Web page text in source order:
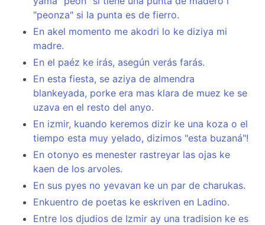
"peonza" si la punta es de fierro.
En akel momento me akodri lo ke diziya mi
madre.
En el paéz ke irás, asegún verás farás.
En esta fiesta, se aziya de almendra
blankeyada, porke era mas klara de muez ke se
uzava en el resto del anyo.
En izmir, kuando keremos dizir ke una koza o el
tiempo esta muy yelado, dizimos "esta buzaná"!
En otonyo es menester rastreyar las ojas ke
kaen de los arvoles.
En sus pyes no yevavan ke un par de charukas.
Enkuentro de poetas ke eskriven en Ladino.
Entre los djudios de Izmir ay una tradision ke es